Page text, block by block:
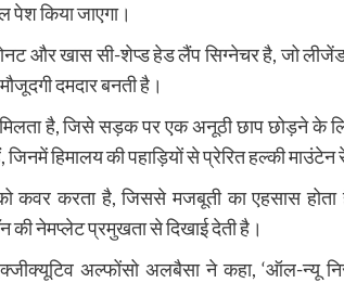
किया जाएगा।
और खास सी-शेप्ड हेड लैंप सिग्नेचर है, जो
दमदार बनती है।
है, जिसे सड़क पर एक अनूठी छाप छोड़ने के
हिमालय की पहाड़ियों से प्रेरित हल्की
को कवर करता है, जिससे मजबूती का एहसास
नेमप्लेट प्रमुखता से दिखाई देती है।
अल्फोंसो अलबैसा ने कहा, ‘ऑल-न्यू